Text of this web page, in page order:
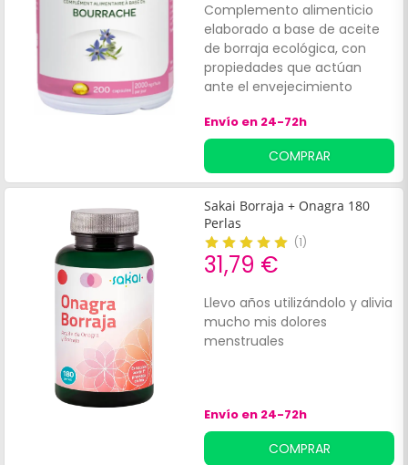
Complemento alimenticio
elaborado a base de aceite
de borraja ecológica, con
propiedades que actúan
ante el envejecimiento
utilizado se extrae de la
semilla de borraja por presión
en frío.
Envío en 24-72h
COMPRAR
Sakai Borraja + Onagra 180
Perlas
(1)
31,79 €
Llevo años utilizándolo y alivia
mucho mis dolores
menstruales
Envío en 24-72h
COMPRAR